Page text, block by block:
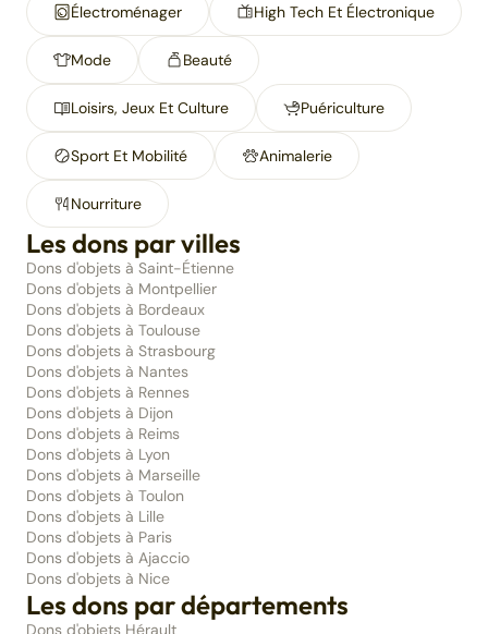
Électroménager High Tech Et Électronique
Mode Beauté
Loisirs, Jeux Et Culture Puériculture
Sport Et Mobilité Animalerie
Nourriture
Les dons par villes
Dons d'objets à Saint-Étienne
Dons d'objets à Montpellier
Dons d'objets à Bordeaux
Dons d'objets à Toulouse
Dons d'objets à Strasbourg
Dons d'objets à Nantes
Dons d'objets à Rennes
Dons d'objets à Dijon
Dons d'objets à Reims
Dons d'objets à Lyon
Dons d'objets à Marseille
Dons d'objets à Toulon
Dons d'objets à Lille
Dons d'objets à Paris
Dons d'objets à Ajaccio
Dons d'objets à Nice
Les dons par départements
Dons d'objets Hérault